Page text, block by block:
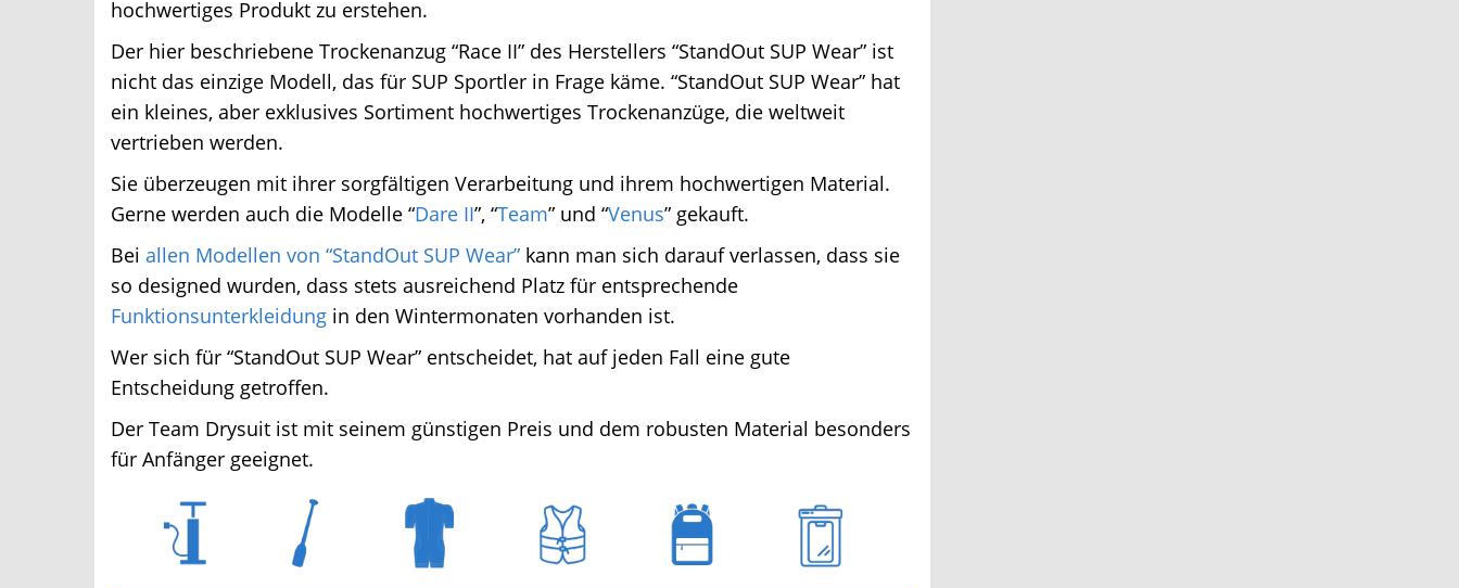
hochwertiges Produkt zu erstehen.
Der hier beschriebene Trockenanzug “Race II” des Herstellers “StandOut SUP Wear” ist
nicht das einzige Modell, das für SUP Sportler in Frage käme. “StandOut SUP Wear” hat
ein kleines, aber exklusives Sortiment hochwertiges Trockenanzüge, die weltweit
vertrieben werden.
Sie überzeugen mit ihrer sorgfältigen Verarbeitung und ihrem hochwertigen Material.
Gerne werden auch die Modelle “ Dare II”, “ Team” und “ Venus” gekauft.
Beiallen Modellen von “StandOut SUP Wear”kann man sich darauf verlassen, dass sie
so designed wurden, dass stets ausreichend Platz für entsprechende
Funktionsunterkleidungin den Wintermonaten vorhanden ist.
Wer sich für “StandOut SUP Wear” entscheidet, hat auf jeden Fall eine gute
Entscheidung getroffen.
Der Team Drysuit ist mit seinem günstigen Preis und dem robusten Material besonders
für Anfänger geeignet.